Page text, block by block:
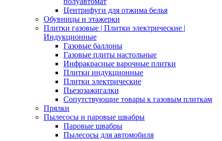
Центрифуги для отжима белья
Обувницы и этажерки
Плитки газовые | Плитки электрические |
Индукционные
Газовые баллоны
Газовые плиты настольные
Инфракрасные варочные плитки
Плитки индукционные
Плитки электрические
Пьезозажигалки
Сопутствующие товары к газовым плиткам
Прялки
Пылесосы и паровые швабры
Паровые швабры
Пылесосы для автомобиля